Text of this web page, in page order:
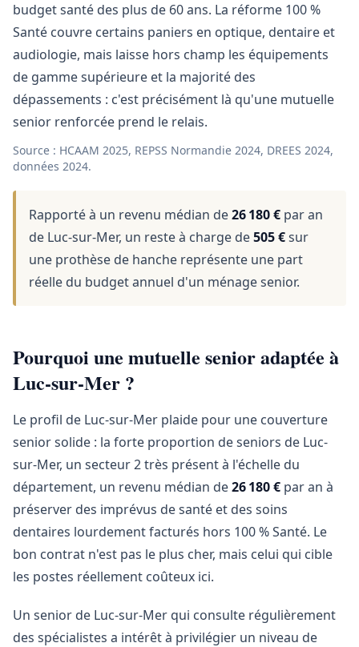
budget santé des plus de 60 ans. La réforme 100 %
Santé couvre certains paniers en optique, dentaire et
audiologie, mais laisse hors champ les équipements
de gamme supérieure et la majorité des
dépassements : c'est précisément là qu'une mutuelle
senior renforcée prend le relais.
Source : HCAAM 2025, REPSS Normandie 2024, DREES 2024,
données 2024.
Rapporté à un revenu médian de26 180 € par an
de Luc-sur-Mer, un reste à charge de505 €sur
une prothèse de hanche représente une part
réelle du budget annuel d'un ménage senior.
Pourquoi une mutuelle senior adaptée à
Luc-sur-Mer ?
Le profil de Luc-sur-Mer plaide pour une couverture
senior solide : la forte proportion de seniors de Luc-
sur-Mer, un secteur 2 très présent à l'échelle du
département, un revenu médian de26 180 € par an à
préserver des imprévus de santé et des soins
dentaires lourdement facturés hors 100 % Santé. Le
bon contrat n'est pas le plus cher, mais celui qui cible
les postes réellement coûteux ici.
Un senior de Luc-sur-Mer qui consulte régulièrement
des spécialistes a intérêt à privilégier un niveau de